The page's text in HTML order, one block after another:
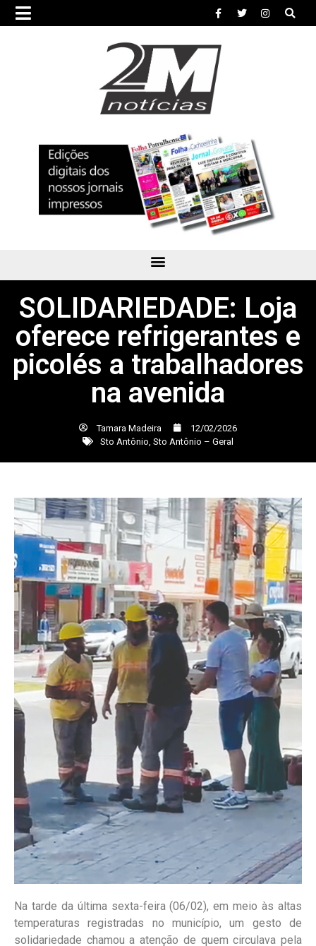
SOLIDARIEDADE: Loja
oferece refrigerantes e
picolés a trabalhadores
na avenida
Tamara Madeira
12/02/2026
Sto Antônio Sto Antônio – Geral
Na tarde da última sexta-feira (06/02), em meio às altas
temperaturas registradas no município, um gesto de
solidariedade chamou a atenção de quem circulava pela